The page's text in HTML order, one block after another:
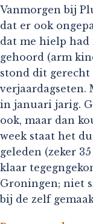
Vanmorgen bij
dat er ook
dat me hielp
gehoord (arm
stond dit
verjaardagseten.
in januari jarig.
ook, maar dan
week staat het
geleden (zeker
klaar
Groningen; niet
bij de zelf